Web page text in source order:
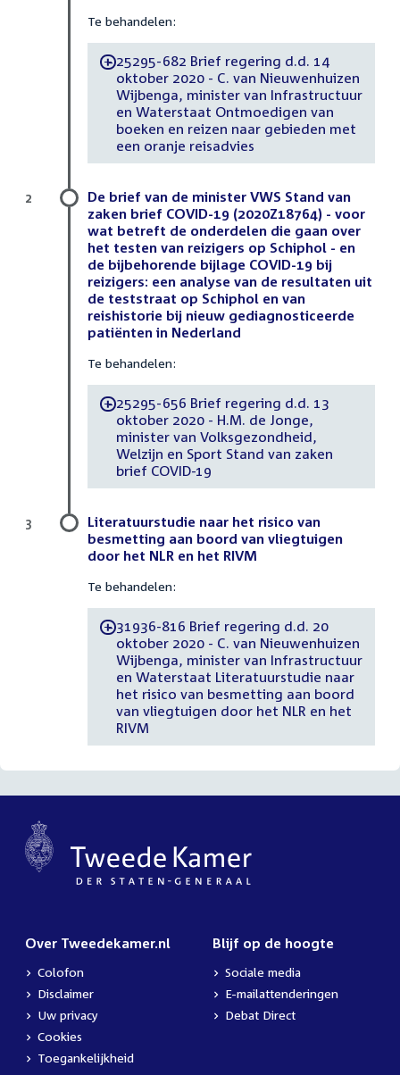
Te behandelen:
-25295-682 Brief regering d.d. 14
oktober 2020 - C. van Nieuwenhuizen
Wijbenga, minister van Infrastructuur
en Waterstaat Ontmoedigen van
boeken en reizen naar gebieden met
een oranje reisadvies
De brief van de minister VWS Stand van
zaken brief COVID-19 (2020Z18764) - voor
wat betreft de onderdelen die gaan over
het testen van reizigers op Schiphol - en
de bijbehorende bijlage COVID-19 bij
reizigers: een analyse van de resultaten uit
de teststraat op Schiphol en van
reishistorie bij nieuw gediagnosticeerde
patiënten in Nederland
Te behandelen:
-25295-656 Brief regering d.d. 13
oktober 2020 - H.M. de Jonge,
minister van Volksgezondheid,
Welzijn en Sport Stand van zaken
brief COVID-19
2
Literatuurstudie naar het risico van
besmetting aan boord van vliegtuigen
door het NLR en het RIVM
Te behandelen:
-31936-816 Brief regering d.d. 20
oktober 2020 - C. van Nieuwenhuizen
Wijbenga, minister van Infrastructuur
en Waterstaat Literatuurstudie naar
het risico van besmetting aan boord
van vliegtuigen door het NLR en het
RIVM
3
Over Tweedekamer.nl
Colofon
Disclaimer
Uw privacy
Cookies
Toegankelijkheid
Blijf op de hoogte
Sociale media
E-mailattenderingen
Debat Direct